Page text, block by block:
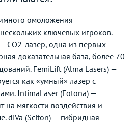
омоложения
ключевых игроков.
CO2-лазер, одна из первых
доказательная база, более 70
FemiLift (Alma Lasers) —
как «умный» лазер с
IntimaLaser (Fotona) —
на мягкости воздействия и
diVa (Sciton) — гибридная